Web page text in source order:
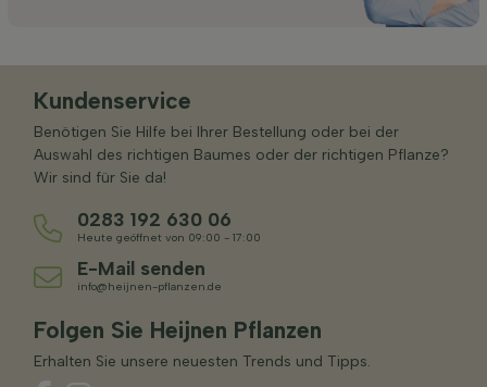
Kundenservice
Benötigen Sie Hilfe bei Ihrer Bestellung oder bei der
Auswahl des richtigen Baumes oder der richtigen Pflanze?
Wir sind für Sie da!
0283 192 630 06
Heute geöffnet von 09:00 - 17:00
E-Mail senden
info@heijnen-pflanzen.de
Folgen Sie Heijnen Pflanzen
Erhalten Sie unsere neuesten Trends und Tipps.